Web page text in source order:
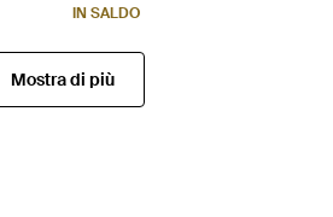
IN SALDO
Mostra di più